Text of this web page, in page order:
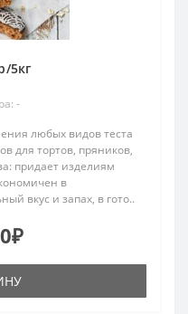
5кг
-
любых видов теста
для тортов, пряников,
придает изделиям
в
вкус и запах, в гото..